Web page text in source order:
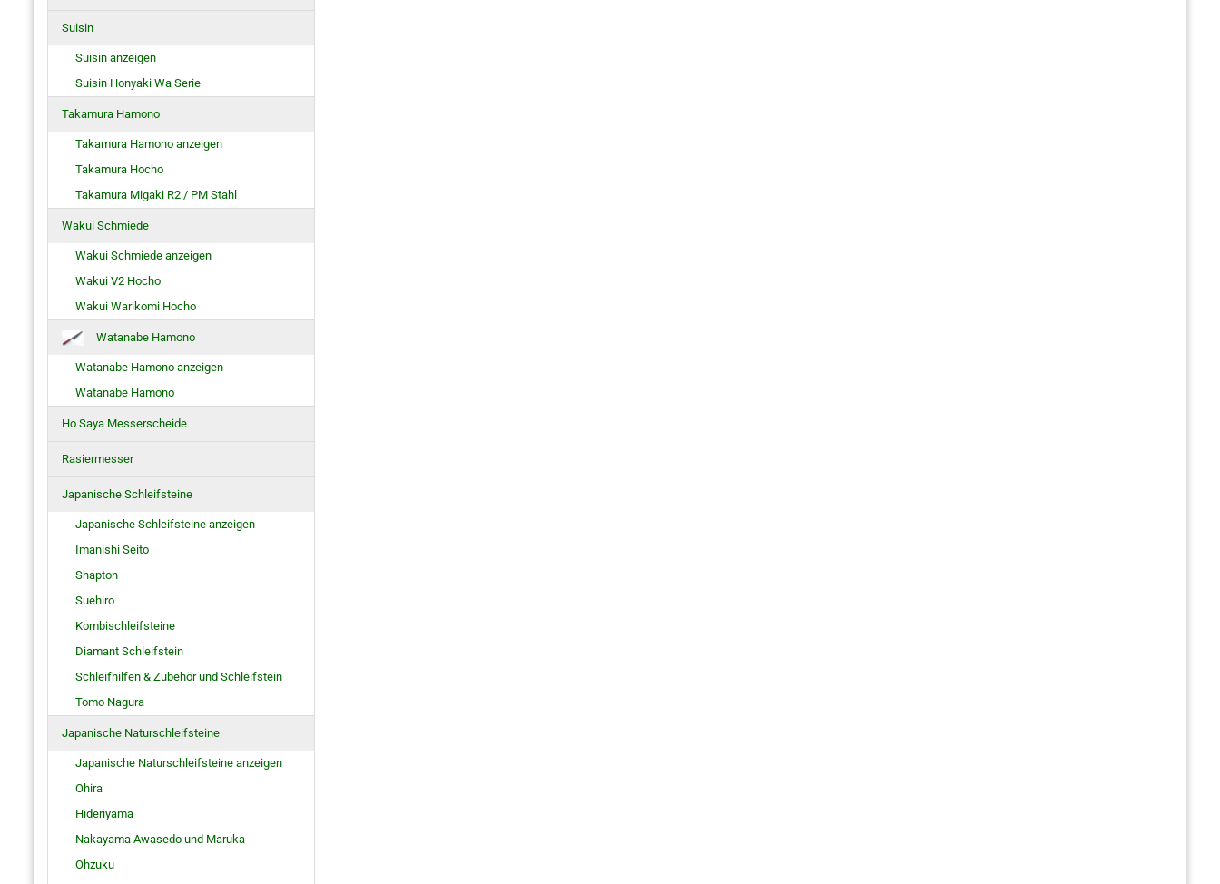
Suisin
Suisin anzeigen
Suisin Honyaki Wa Serie
Takamura Hamono
Takamura Hamono anzeigen
Takamura Hocho
Takamura Migaki R2 / PM Stahl
Wakui Schmiede
Wakui Schmiede anzeigen
Wakui V2 Hocho
Wakui Warikomi Hocho
Watanabe Hamono
Watanabe Hamono anzeigen
Watanabe Hamono
Ho Saya Messerscheide
Rasiermesser
Japanische Schleifsteine
Japanische Schleifsteine anzeigen
Imanishi Seito
Shapton
Suehiro
Kombischleifsteine
Diamant Schleifstein
Schleifhilfen & Zubehör und Schleifstein
Tomo Nagura
Japanische Naturschleifsteine
Japanische Naturschleifsteine anzeigen
Ohira
Hideriyama
Nakayama Awasedo und Maruka
Ohzuku